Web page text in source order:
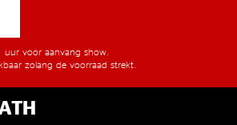
uur voor aanvang show.
zolang de voorraad strekt.